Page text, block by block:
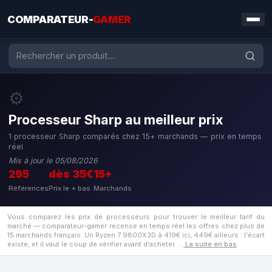
COMPARATEUR-GAMER
⚙️
Processeur Sharp au meilleur prix
1 processeur Sharp comparés chez 15+ marchands — prix en temps
réel
Mis à jour le 05/08/2026
295
Références
dès 35€
Prix le + bas
15+
Marchands
Vous comparez les prix de processeurs pour trouver le meilleur tarif du
marché — comparateur-gamer recense en temps réel les offres chez plus de
15 marchands français. Un Ryzen 7 9800X3D à 419€ ici, 449€ ailleurs : l'écart
existe, et il vaut le coup de vérifier avant d'acheter. … La suite en bas